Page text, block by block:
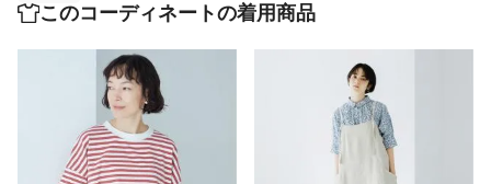
このコーディネートの着用商品